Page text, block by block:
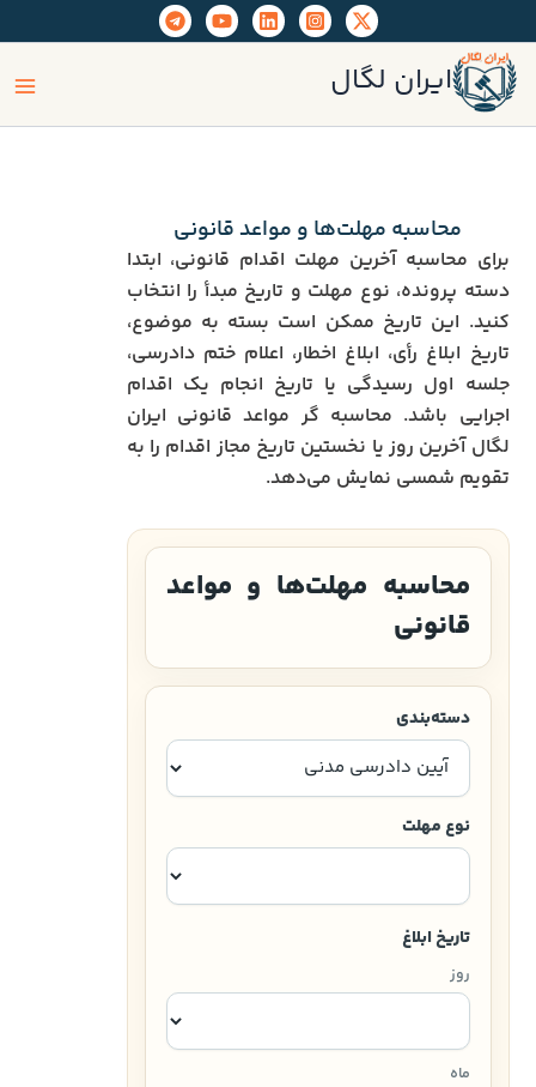
به
محتوا
ایران لگال
محاسبه مهلت‌ها و مواعد قانونی
برای محاسبه آخرین مهلت اقدام قانونی، ابتدا
دسته پرونده، نوع مهلت و تاریخ مبدأ را انتخاب
کنید. این تاریخ ممکن است بسته به موضوع،
تاریخ ابلاغ رأی، ابلاغ اخطار، اعلام ختم دادرسی،
جلسه اول رسیدگی یا تاریخ انجام یک اقدام
اجرایی باشد. محاسبه گر مواعد قانونی ایران
لگال آخرین روز یا نخستین تاریخ مجاز اقدام را به
تقویم شمسی نمایش می‌دهد.
محاسبه مهلت‌ها و مواعد
قانونی
دسته‌بندی
نوع مهلت
تاریخ ابلاغ
روز
ماه